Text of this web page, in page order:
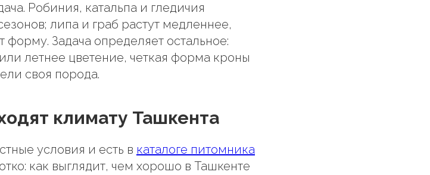
Робиния, катальпа и гледичия
липа и граб растут медленнее,
Задача определяет остальное:
летнее цветение, четкая форма кроны
своя порода.
климату Ташкента
условия и есть в каталоге питомника
как выглядит, чем хорошо в Ташкенте